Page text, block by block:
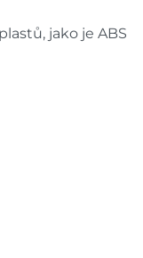
jako je ABS